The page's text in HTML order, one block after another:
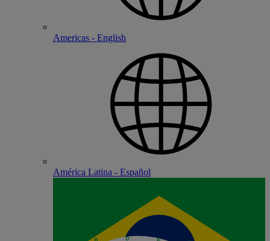
Americas - English
América Latina - Español